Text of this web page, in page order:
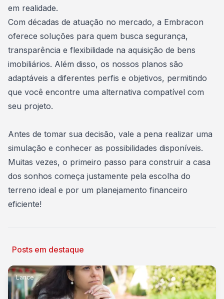
em realidade.
Com décadas de atuação no mercado, a Embracon
oferece soluções para quem busca segurança,
transparência e flexibilidade na aquisição de bens
imobiliários. Além disso, os nossos planos são
adaptáveis a diferentes perfis e objetivos, permitindo
que você encontre uma alternativa compatível com
seu projeto.
Antes de tomar sua decisão, vale a pena realizar uma
simulação e conhecer as possibilidades disponíveis.
Muitas vezes, o primeiro passo para construir a casa
dos sonhos começa justamente pela escolha do
terreno ideal e por um planejamento financeiro
eficiente!
Posts em destaque
Lance